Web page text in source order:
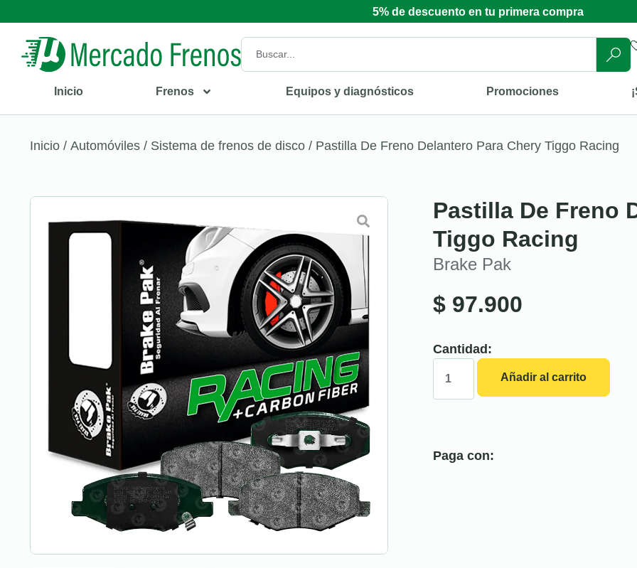
5% de descuento en tu primera compra
Inicio Frenos Equipos y diagnósticos Promociones
Inicio / Automóviles / Sistema de frenos de disco / Pastilla De Freno Delantero Para Chery Tiggo Racing
Pastilla De Freno
Tiggo Racing
Brake Pak
$ 97.900
Cantidad:
Añadir al carrito
Paga con: